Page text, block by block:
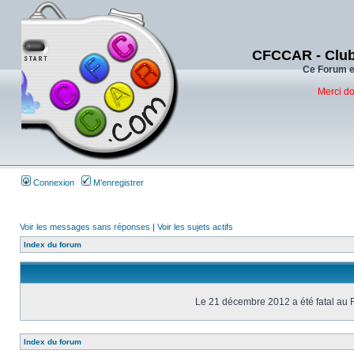
CFCCAR -
Ce Forum
Merci
Connexion M’enregistrer
Voir les messages sans réponses | Voir les sujets actifs
Index du forum
Le 21 décembre 2012 a été fatal au
Index du forum